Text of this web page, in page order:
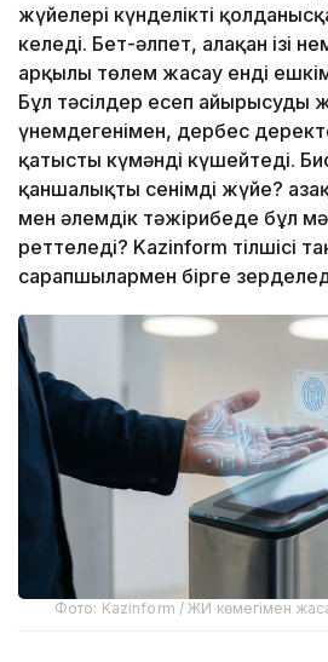
жүйелері күнделікті
келеді. Бет-әлпет, алақан ізі
арқылы төлем жасау енді
Бұл тәсілдер есеп айырысуды
үнемдегенімен, дербес
қатысты күмәнді күшейтеді.
қаншалықты сенімді жүйе?
мен әлемдік тәжірибеде бұл
реттеледі? Kazinform тілшісі
сарапшылармен бірге
Фото: Kazinform / ЖИ көмегімен